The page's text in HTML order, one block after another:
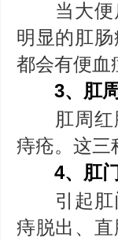
当大便后
明显的肛
都会有便血
3、肛周
肛周红肿
痔疮。这三
4、肛门
引起肛门
痔脱出、